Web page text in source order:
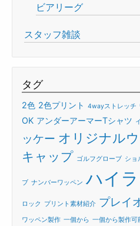
ビアリーグ
スタッフ雑談
タグ
2色 2色プリント 4wayストレッチ
OK アンダーアーマーTシャツ
ッケー オリジナル
キャップ ゴルフグローブ ショ
ブ ナンバーワッペン ハイ
ロック プリント素材紹介 プレイ
ワッペン製作 一個から 一個から製作可